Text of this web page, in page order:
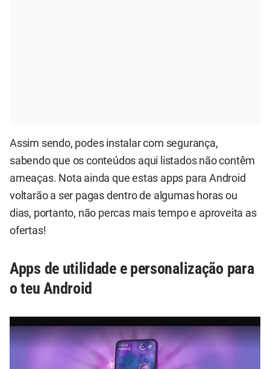
Assim sendo, podes instalar com segurança,
sabendo que os conteúdos aqui listados não contêm
ameaças. Nota ainda que estas apps para Android
voltarão a ser pagas dentro de algumas horas ou
dias, portanto, não percas mais tempo e aproveita as
ofertas!
Apps de utilidade e personalização para
o teu Android